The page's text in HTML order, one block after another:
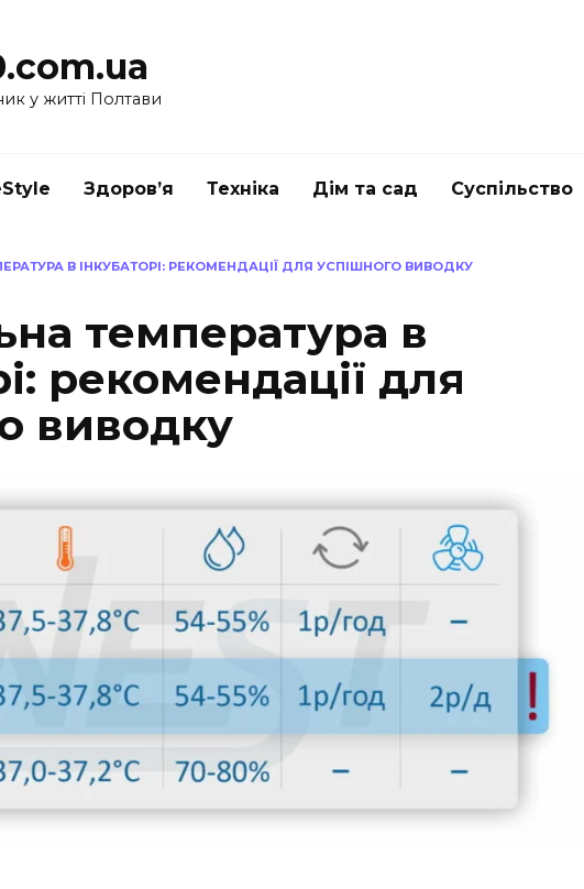
у житті Полтави
Здоров’я Техніка Дім та сад Суспільство
В ІНКУБАТОРІ: РЕКОМЕНДАЦІЇ ДЛЯ УСПІШНОГО ВИВОДКУ
температура в
рекомендації для
виводку